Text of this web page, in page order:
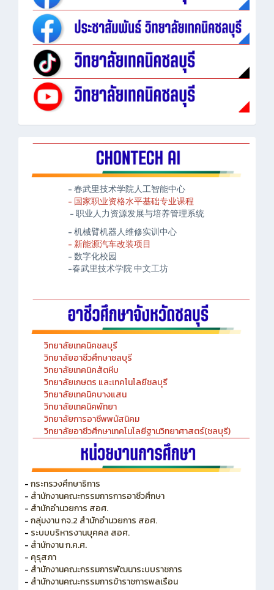
- 春武里技术学院人工智能中心
- 国家职业资格水平基础专业课程
- 职业人力资源发展与培养管理系统
- 机械臂机器人维修实训中心
- 新能源汽车改装项目
- 数字化校园
-春武里技术学院 中文工坊
วิทยาลัยเทคนิคชลบุรี
วิทยาลัยอาชีวศึกษาชลบุรี
วิทยาลัยเทคนิคสัตหีบ
วิทยาลัยเกษตร และเทคโนโลยีชลบุรี
วิทยาลัยเทคนิคบางแสน
วิทยาลัยเทคนิคพัทยา
วิทยาลัยการอาชีพพนัสนิคม
วิทยาลัยอาชีวศึกษาเทคโนโลยีฐานวิทยาศาสตร์(ชลบุรี)
-กระทรวงศึกษาธิการ
- สำนักงานคณะกรรมการการอาชีวศึกษา
- สำนักอำนวยการ สอศ.
-กลุ่มงาน กจ.2 สำนักอำนวยการ สอศ.
- ระบบบริหารงานบุคคล สอศ.
- สำนักงาน ก.ค.ศ.
- คุรุสภา
- สำนักงานคณะกรรมการพัฒนาระบบราชการ
- สำนักงานคณะกรรมการข้าราชการพลเรือน